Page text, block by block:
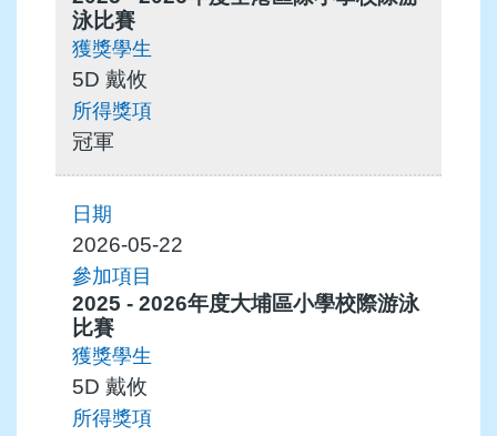
泳比賽
5D 戴攸
冠軍
2026-05-22
2025 - 2026年度大埔區小學校際游泳
比賽
5D 戴攸